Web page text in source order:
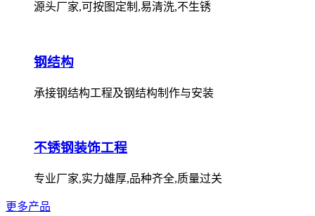
源头厂家,可按图定制,易清洗,不生锈
钢结构
承接钢结构工程及钢结构制作与安装
不锈钢装饰工程
专业厂家,实力雄厚,品种齐全,质量过关
更多产品